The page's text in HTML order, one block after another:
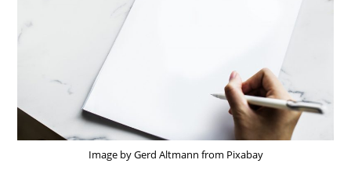
Image by Gerd Altmann from Pixabay